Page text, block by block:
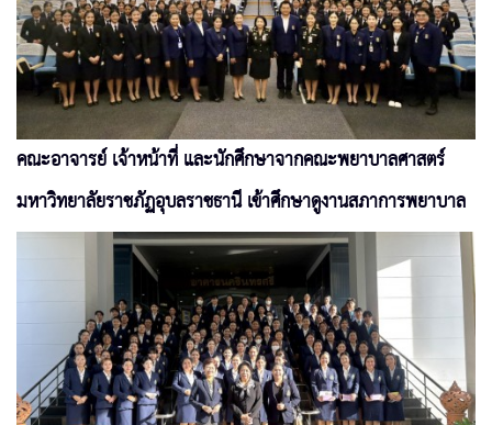
คณะอาจารย์ เจ้าหน้าที่ และนักศึกษาจากคณะพยาบาลศาสตร์
มหาวิทยาลัยราชภัฏอุบลราชธานี เข้าศึกษาดูงานสภาการพยาบาล